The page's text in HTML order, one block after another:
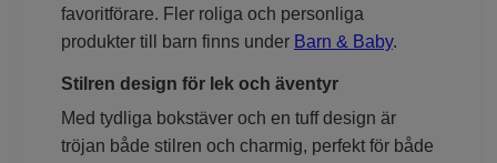
favoritförare. Fler roliga och personliga
produkter till barn finns under Barn & Baby.
Stilren design för lek och äventyr
Med tydliga bokstäver och en tuff design är
tröjan både stilren och charmig, perfekt för både